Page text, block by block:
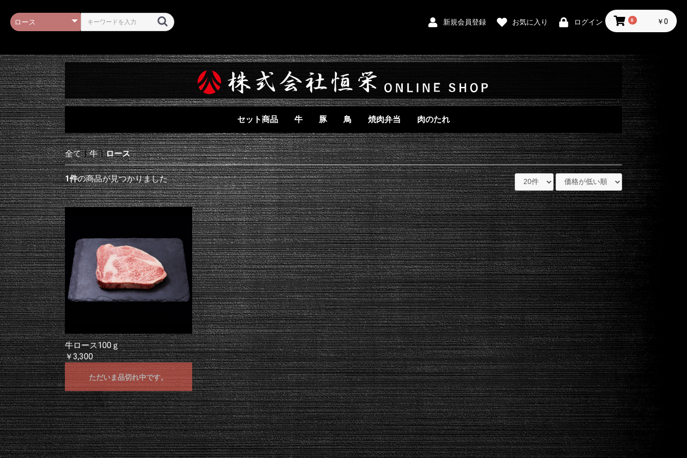
新規会員登録 お気に入り ログイン 0 ￥0
セット商品 牛
ステーキ
ロース
豚
ロース
鳥
モモ
焼肉弁当 肉のたれ
全て | 牛 | ロース
1件の商品が見つかりました
牛ロース100ｇ
￥3,300
ただいま品切れ中です。